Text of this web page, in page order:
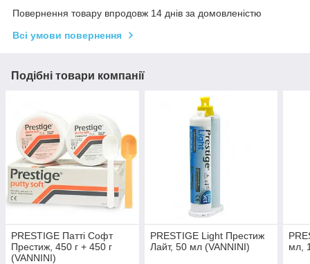
Повернення товару впродовж 14 днів за домовленістю
Всі умови повернення
Подібні товари компанії
PRESTIGE Патті Софт
Престиж, 450 г + 450 г
(VANNINI)
PRESTIGE Light Престиж
Лайт, 50 мл (VANNINI)
мл,